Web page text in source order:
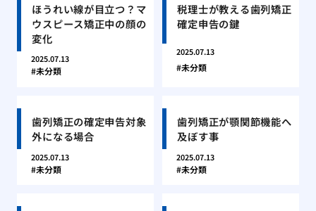
ほうれい線が目立つ？マ
ウスピース矯正中の顔の
変化
2025.07.13
未分類
税理士が教える歯列矯正
確定申告の鍵
2025.07.13
未分類
歯列矯正の確定申告対象
外になる場合
2025.07.13
未分類
歯列矯正が顎関節機能へ
及ぼす事
2025.07.13
未分類